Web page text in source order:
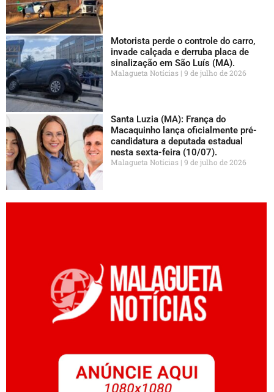
Motorista perde o controle do carro,
invade calçada e derruba placa de
sinalização em São Luís (MA).
Malagueta Notícias 9 de julho de 2026
Santa Luzia (MA): França do
Macaquinho lança oficialmente pré-
candidatura a deputada estadual
nesta sexta-feira (10/07).
Malagueta Notícias 9 de julho de 2026